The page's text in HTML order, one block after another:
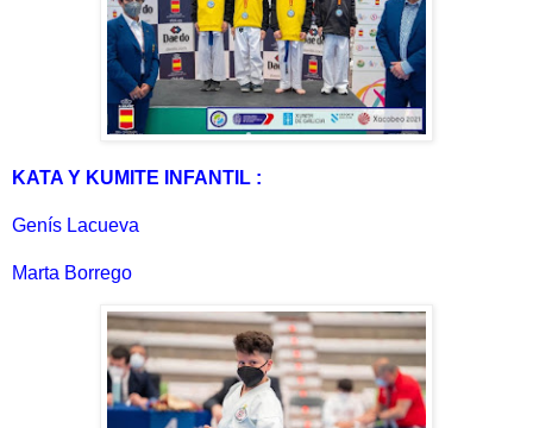
KATA Y KUMITE INFANTIL :
Genís Lacueva
Marta Borrego